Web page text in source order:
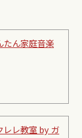
たん家庭音楽
レレ教室 by ガ